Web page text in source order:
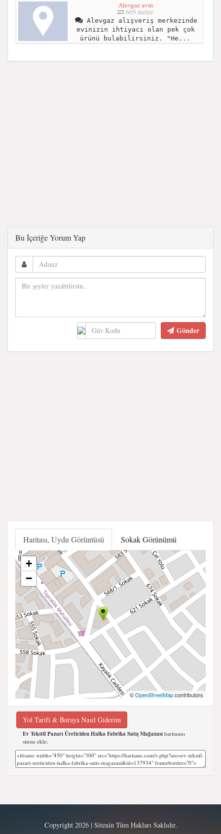
Alevgaz avm
605 metre
Alevgaz alışveriş merkezinde
evinizin ihtiyacı olan pek çok
ürünü bulabilirsiniz. "He...
Bu İçeriğe Yorum Yap
Gönder
Haritası, Uydu Görüntüsü Sokak Görünümü
+
−
©OpenStreetMapcontributors
Yol Tarifi & Buraya Nasıl Giderim
Ev Tekstil Pazarı Üreticiden Halka Fabrika Satış Mağazası haritasını
sitene ekle;
Copyright 2026 | Sitenin Tüm Hakları Saklıdır.